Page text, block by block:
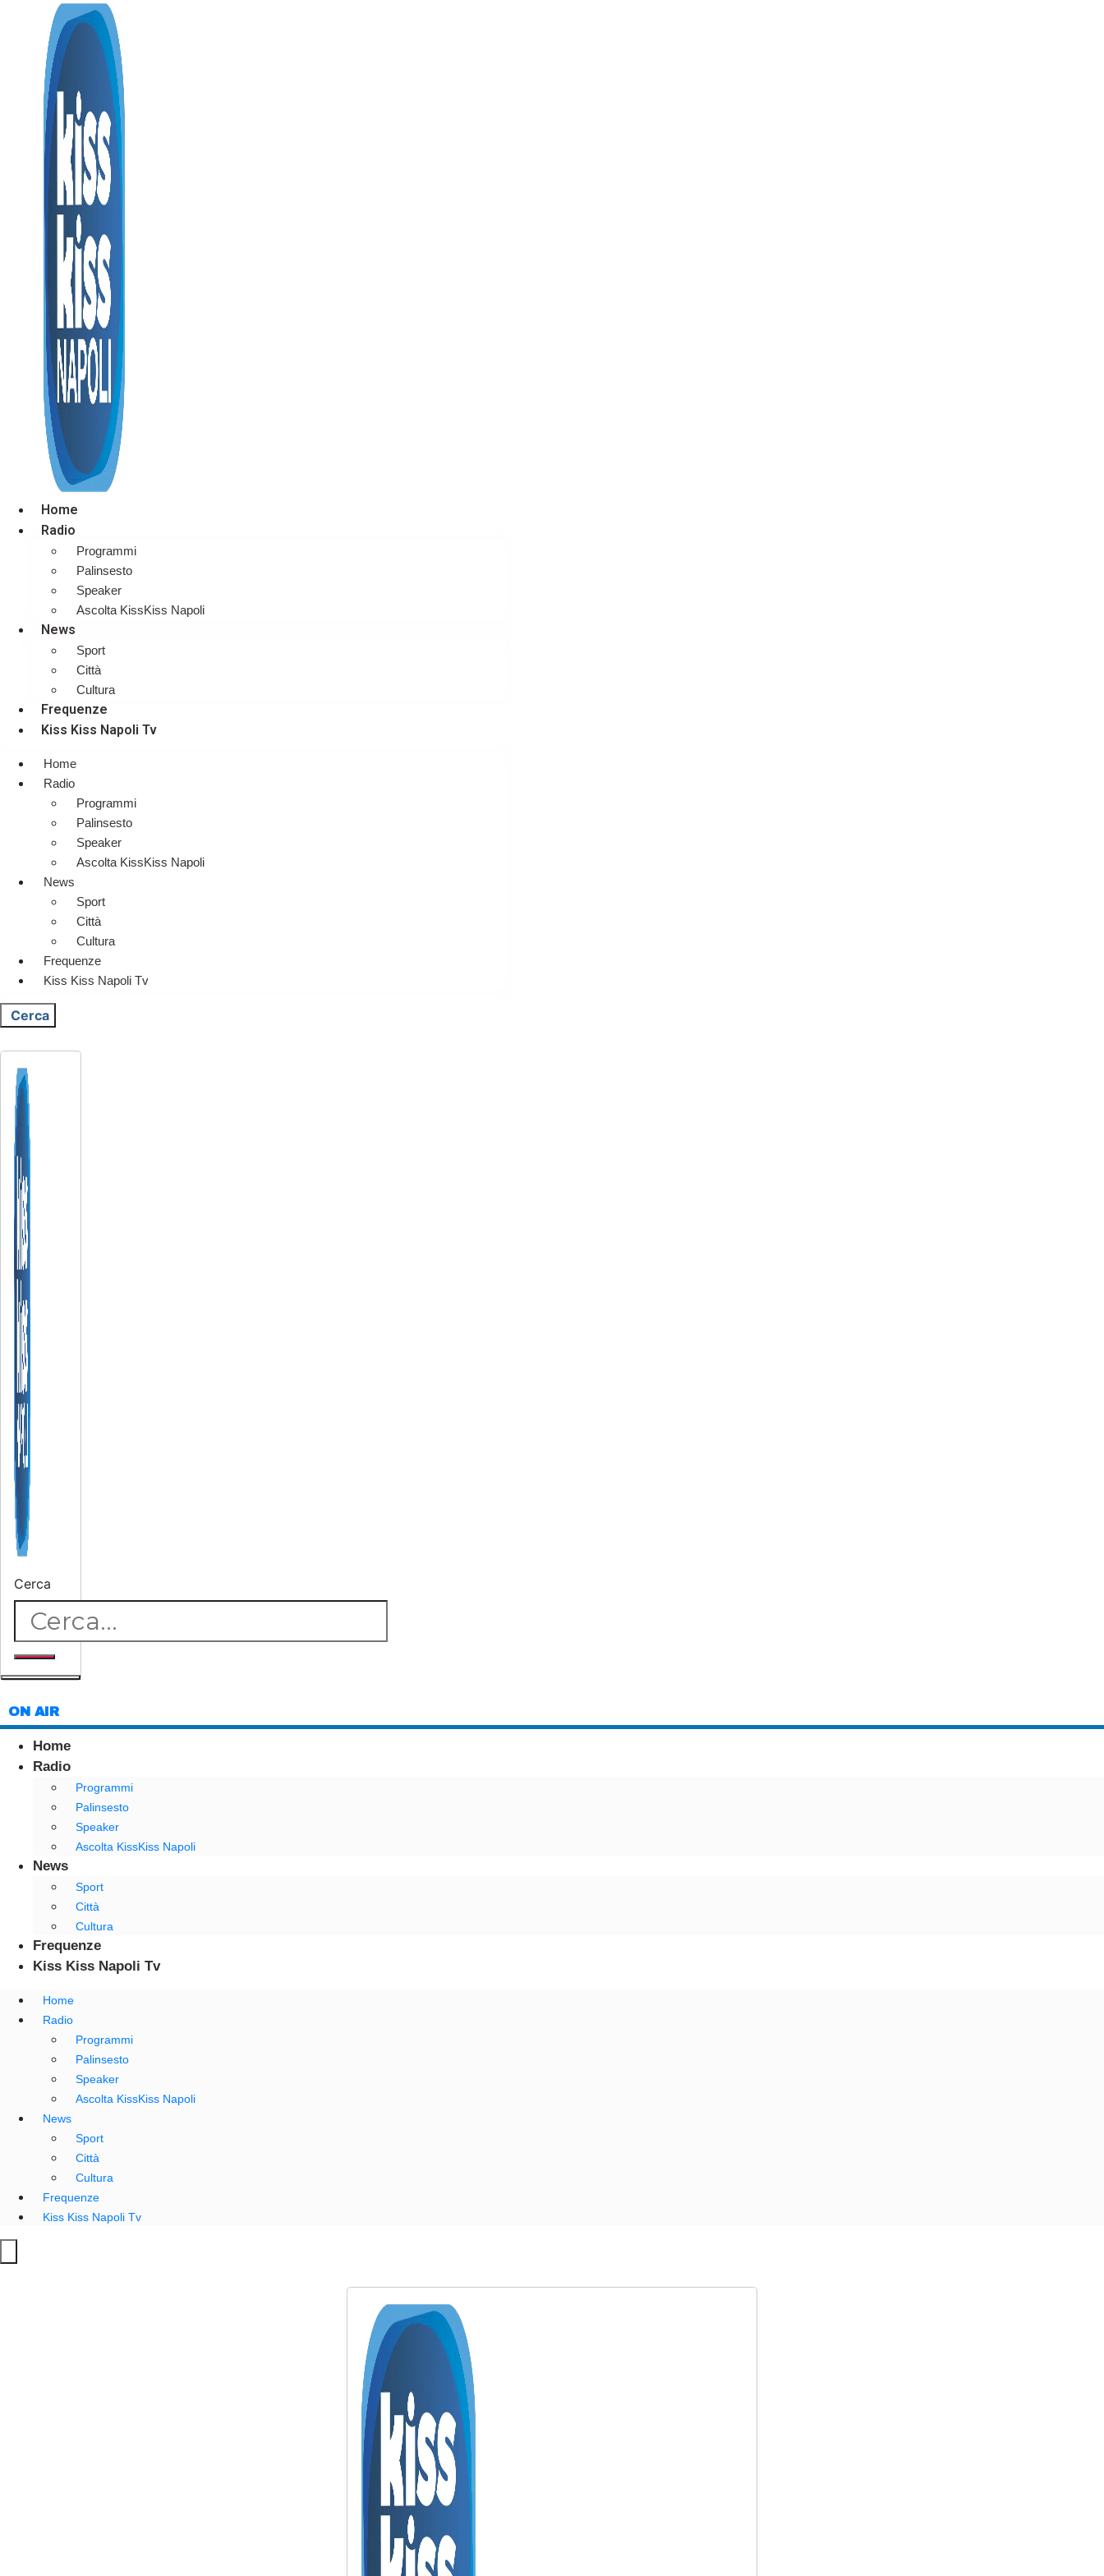
Home
Radio
Programmi
Palinsesto
Speaker
Ascolta KissKiss Napoli
News
Sport
Città
Cultura
Frequenze
Kiss Kiss Napoli Tv
Home
Radio
Programmi
Palinsesto
Speaker
Ascolta KissKiss Napoli
News
Sport
Città
Cultura
Frequenze
Kiss Kiss Napoli Tv
Cerca
Cerca
ON AIR
Home
Radio
Programmi
Palinsesto
Speaker
Ascolta KissKiss Napoli
News
Sport
Città
Cultura
Frequenze
Kiss Kiss Napoli Tv
Home
Radio
Programmi
Palinsesto
Speaker
Ascolta KissKiss Napoli
News
Sport
Città
Cultura
Frequenze
Kiss Kiss Napoli Tv